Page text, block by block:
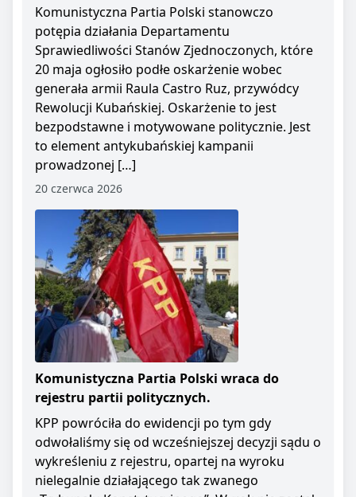
Komunistyczna Partia Polski stanowczo
potępia działania Departamentu
Sprawiedliwości Stanów Zjednoczonych, które
20 maja ogłosiło podłe oskarżenie wobec
generała armii Raula Castro Ruz, przywódcy
Rewolucji Kubańskiej. Oskarżenie to jest
bezpodstawne i motywowane politycznie. Jest
to element antykubańskiej kampanii
prowadzonej […]
20 czerwca 2026
Komunistyczna Partia Polski wraca do
rejestru partii politycznych.
KPP powróciła do ewidencji po tym gdy
odwołaliśmy się od wcześniejszej decyzji sądu o
wykreśleniu z rejestru, opartej na wyroku
nielegalnie działającego tak zwanego